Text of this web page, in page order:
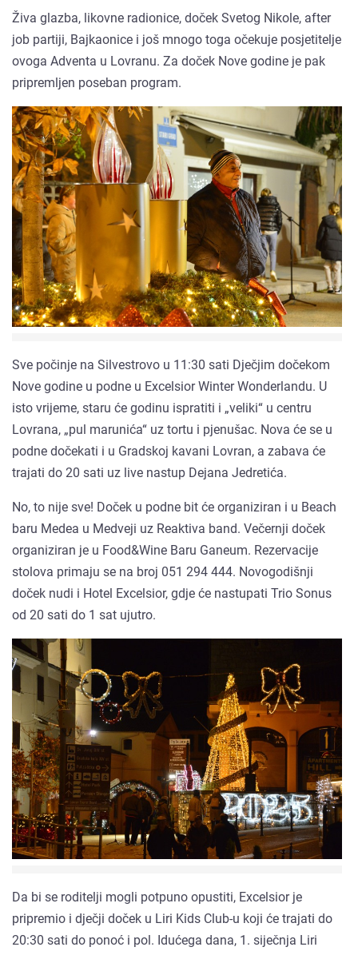
Živa glazba, likovne radionice, doček Svetog Nikole, after
job partiji, Bajkaonice i još mnogo toga očekuje posjetitelje
ovoga Adventa u Lovranu. Za doček Nove godine je pak
pripremljen poseban program.
Sve počinje na Silvestrovo u 11:30 sati Dječjim dočekom
Nove godine u podne u Excelsior Winter Wonderlandu. U
isto vrijeme, staru će godinu ispratiti i „veliki“ u centru
Lovrana, „pul marunića“ uz tortu i pjenušac. Nova će se u
podne dočekati i u Gradskoj kavani Lovran, a zabava će
trajati do 20 sati uz live nastup Dejana Jedretića.
No, to nije sve! Doček u podne bit će organiziran i u Beach
baru Medea u Medveji uz Reaktiva band. Večernji doček
organiziran je u Food&Wine Baru Ganeum. Rezervacije
stolova primaju se na broj 051 294 444. Novogodišnji
doček nudi i Hotel Excelsior, gdje će nastupati Trio Sonus
od 20 sati do 1 sat ujutro.
Da bi se roditelji mogli potpuno opustiti, Excelsior je
pripremio i dječji doček u Liri Kids Club-u koji će trajati do
20:30 sati do ponoć i pol. Idućega dana, 1. siječnja Liri